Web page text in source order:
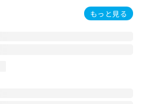
もっと見る